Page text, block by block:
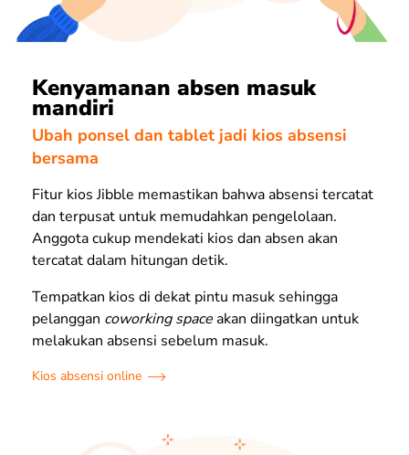
Kenyamanan absen masuk
mandiri
Ubah ponsel dan tablet jadi kios absensi
bersama
Fitur kios Jibble memastikan bahwa absensi tercatat
dan terpusat untuk memudahkan pengelolaan.
Anggota cukup mendekati kios dan absen akan
tercatat dalam hitungan detik.
Tempatkan kios di dekat pintu masuk sehingga
pelanggan coworking spaceakan diingatkan untuk
melakukan absensi sebelum masuk.
Kios absensi online